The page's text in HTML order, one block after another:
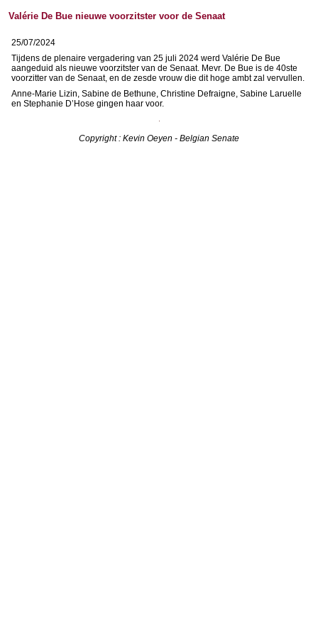
Valérie De Bue nieuwe voorzitster voor de Senaat
25/07/2024
Tijdens de plenaire vergadering van 25 juli 2024 werd Valérie De Bue
aangeduid als nieuwe voorzitster van de Senaat. Mevr. De Bue is de 40ste
voorzitter van de Senaat, en de zesde vrouw die dit hoge ambt zal vervullen.
Anne-Marie Lizin, Sabine de Bethune, Christine Defraigne, Sabine Laruelle
en Stephanie D’Hose gingen haar voor.
Copyright : Kevin Oeyen - Belgian Senate